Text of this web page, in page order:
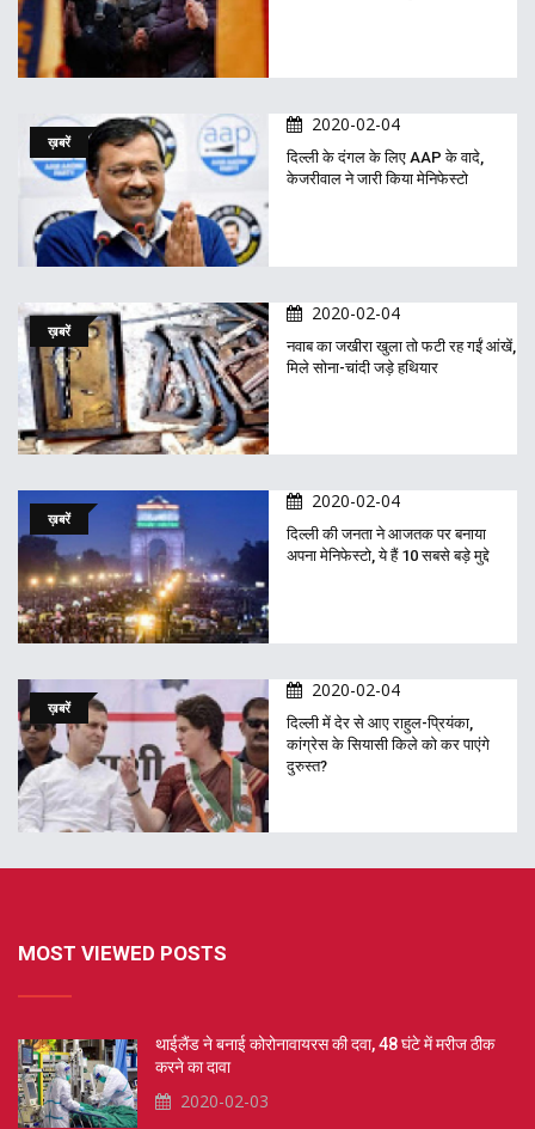
ख़बरें
2020-02-04
दिल्ली के दंगल के लिए AAP के वादे,
केजरीवाल ने जारी किया मेनिफेस्टो
ख़बरें
2020-02-04
नवाब का जखीरा खुला तो फटी रह गईं आंखें,
मिले सोना-चांदी जड़े हथियार
ख़बरें
2020-02-04
दिल्ली की जनता ने आजतक पर बनाया
अपना मेनिफेस्टो, ये हैं 10 सबसे बड़े मुद्दे
ख़बरें
2020-02-04
दिल्ली में देर से आए राहुल-प्रियंका,
कांग्रेस के सियासी किले को कर पाएंगे
दुरुस्त?
MOST VIEWED POSTS
थाईलैंड ने बनाई कोरोनावायरस की दवा, 48 घंटे में मरीज ठीक
करने का दावा
2020-02-03